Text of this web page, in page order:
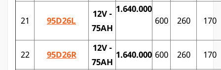
21 95D26L
12V -
75AH
1.640.000
600
260 170
22 95D26R
12V -
75AH
1.640.000 600 260 170